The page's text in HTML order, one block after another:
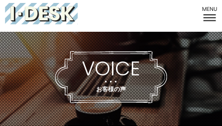
VOICE
お客様の声